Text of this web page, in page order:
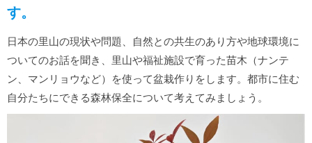
す。
日本の里山の現状や問題、自然との共生のあり方や地球環境に
ついてのお話を聞き、里山や福祉施設で育った苗木（ナンテ
ン、マンリョウなど）を使って盆栽作りをします。都市に住む
自分たちにできる森林保全について考えてみましょう。